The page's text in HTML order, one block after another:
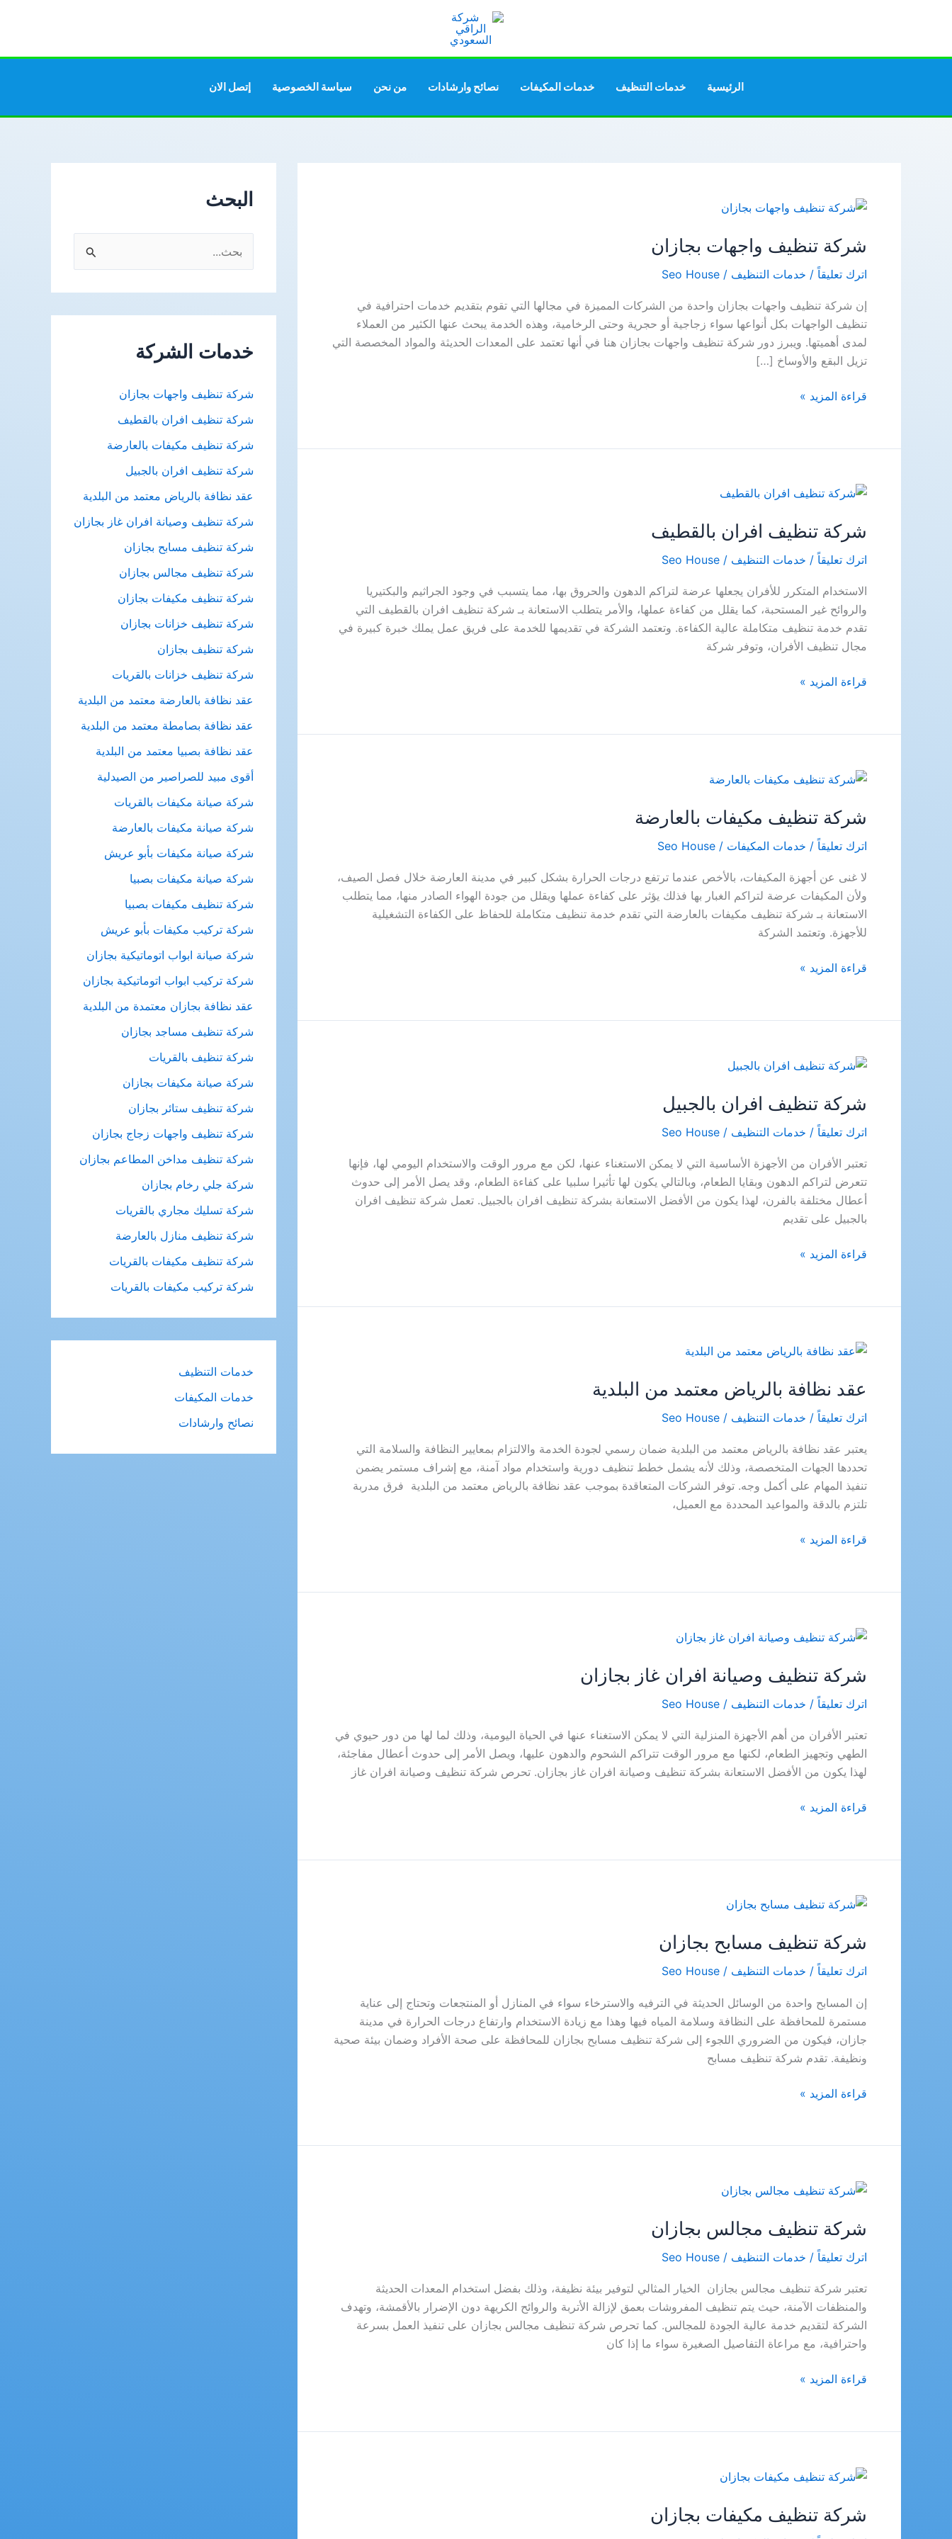
الرئيسية خدمات التنظيف خدمات المكيفات نصائح وارشادات من نحن سياسة الخصوصية إتصل الان
شركة تنظيف واجهات بجازان
اترك تعليقاً / خدمات التنظيف /
Seo House
إن شركة تنظيف واجهات بجازان واحدة من الشركات المميزة في مجالها التي تقوم بتقديم خدمات احترافية في
تنظيف الواجهات بكل أنواعها سواء زجاجية أو حجرية وحتى الرخامية، وهذه الخدمة يبحث عنها الكثير من العملاء
لمدى أهميتها. ويبرز دور شركة تنظيف واجهات بجازان هنا في أنها تعتمد على المعدات الحديثة والمواد المخصصة التي
تزيل البقع والأوساخ […]
شركة
بجازان
قراءة المزيد »
شركة تنظيف افران بالقطيف
اترك تعليقاً / خدمات التنظيف /
Seo House
الاستخدام المتكرر للأفران يجعلها عرضة لتراكم الدهون والحروق بها، مما يتسبب في وجود الجراثيم والبكتيريا
والروائح غير المستحبة، كما يقلل من كفاءة عملها، والأمر يتطلب الاستعانة بـ شركة تنظيف افران بالقطيف التي
تقدم خدمة تنظيف متكاملة عالية الكفاءة. وتعتمد الشركة في تقديمها للخدمة على فريق عمل يملك خبرة كبيرة في
مجال تنظيف الأفران، وتوفر شركة
شركة
بالقطيف
قراءة المزيد »
شركة تنظيف مكيفات بالعارضة
اترك تعليقاً / خدمات المكيفات /
Seo House
لا غنى عن أجهزة المكيفات، بالأخص عندما ترتفع درجات الحرارة بشكل كبير في مدينة العارضة خلال فصل الصيف،
ولأن المكيفات عرضة لتراكم الغبار بها فذلك يؤثر على كفاءة عملها ويقلل من جودة الهواء الصادر منها، مما يتطلب
الاستعانة بـ شركة تنظيف مكيفات بالعارضة التي تقدم خدمة تنظيف متكاملة للحفاظ على الكفاءة التشغيلية
للأجهزة. وتعتمد الشركة
شركة
بالعارضة
قراءة المزيد »
شركة تنظيف افران بالجبيل
اترك تعليقاً / خدمات التنظيف /
Seo House
تعتبر الأفران من الأجهزة الأساسية التي لا يمكن الاستغناء عنها، لكن مع مرور الوقت والاستخدام اليومي لها، فإنها
تتعرض لتراكم الدهون وبقايا الطعام، وبالتالي يكون لها تأثيرا سلبيا على كفاءة الطعام، وقد يصل الأمر إلى حدوث
أعطال مختلفة بالفرن، لهذا يكون من الأفضل الاستعانة بشركة تنظيف افران بالجبيل. تعمل شركة تنظيف افران
بالجبيل على تقديم
شركة
بالجبيل
قراءة المزيد »
عقد نظافة بالرياض معتمد من البلدية
اترك تعليقاً / خدمات التنظيف /
Seo House
يعتبر عقد نظافة بالرياض معتمد من البلدية ضمان رسمي لجودة الخدمة والالتزام بمعايير النظافة والسلامة التي
تحددها الجهات المتخصصة، وذلك لأنه يشمل خطط تنظيف دورية واستخدام مواد آمنة، مع إشراف مستمر يضمن
تنفيذ المهام على أكمل وجه. توفر الشركات المتعاقدة بموجب عقد نظافة بالرياض معتمد من البلدية فرق مدربة
تلتزم بالدقة والمواعيد المحددة مع العميل،
عقد
معتمد
البلدية
قراءة المزيد »
شركة تنظيف وصيانة افران غاز بجازان
اترك تعليقاً / خدمات التنظيف /
Seo House
تعتبر الأفران من أهم الأجهزة المنزلية التي لا يمكن الاستغناء عنها في الحياة اليومية، وذلك لما لها من دور حيوي في
الطهي وتجهيز الطعام، لكنها مع مرور الوقت تتراكم الشحوم والدهون عليها، ويصل الأمر إلى حدوث أعطال مفاجئة،
لهذا يكون من الأفضل الاستعانة بشركة تنظيف وصيانة افران غاز بجازان. تحرص شركة تنظيف وصيانة افران غاز
شركة
افران
بجازان
قراءة المزيد »
شركة تنظيف مسابح بجازان
اترك تعليقاً / خدمات التنظيف /
Seo House
إن المسابح واحدة من الوسائل الحديثة في الترفيه والاسترخاء سواء في المنازل أو المنتجعات وتحتاج إلى عناية
مستمرة للمحافظة على النظافة وسلامة المياه فيها وهذا مع زيادة الاستخدام وارتفاع درجات الحرارة في مدينة
جازان، فيكون من الضروري اللجوء إلى شركة تنظيف مسابح بجازان للمحافظة على صحة الأفراد وضمان بيئة صحية
ونظيفة. تقدم شركة تنظيف مسابح
شركة
بجازان
قراءة المزيد »
شركة تنظيف مجالس بجازان
اترك تعليقاً / خدمات التنظيف /
Seo House
تعتبر شركة تنظيف مجالس بجازان الخيار المثالي لتوفير بيئة نظيفة، وذلك بفضل استخدام المعدات الحديثة
والمنظفات الآمنة، حيث يتم تنظيف المفروشات بعمق لإزالة الأتربة والروائح الكريهة دون الإضرار بالأقمشة، وتهدف
الشركة لتقديم خدمة عالية الجودة للمجالس. كما تحرص شركة تنظيف مجالس بجازان على تنفيذ العمل بسرعة
واحترافية، مع مراعاة التفاصيل الصغيرة سواء ما إذا كان
شركة
بجازان
قراءة المزيد »
شركة تنظيف مكيفات بجازان
البحث
ل
ب
ح
ع
:
خدمات الشركة
شركة تنظيف واجهات بجازان
شركة تنظيف افران بالقطيف
شركة تنظيف مكيفات بالعارضة
شركة تنظيف افران بالجبيل
عقد نظافة بالرياض معتمد من البلدية
شركة تنظيف وصيانة افران غاز بجازان
شركة تنظيف مسابح بجازان
شركة تنظيف مجالس بجازان
شركة تنظيف مكيفات بجازان
شركة تنظيف خزانات بجازان
شركة تنظيف بجازان
شركة تنظيف خزانات بالقريات
عقد نظافة بالعارضة معتمد من البلدية
عقد نظافة بصامطة معتمد من البلدية
عقد نظافة بصبيا معتمد من البلدية
أقوى مبيد للصراصير من الصيدلية
شركة صيانة مكيفات بالقريات
شركة صيانة مكيفات بالعارضة
شركة صيانة مكيفات بأبو عريش
شركة صيانة مكيفات بصبيا
شركة تنظيف مكيفات بصبيا
شركة تركيب مكيفات بأبو عريش
شركة صيانة ابواب اتوماتيكية بجازان
شركة تركيب ابواب اتوماتيكية بجازان
عقد نظافة بجازان معتمدة من البلدية
شركة تنظيف مساجد بجازان
شركة تنظيف بالقريات
شركة صيانة مكيفات بجازان
شركة تنظيف ستائر بجازان
شركة تنظيف واجهات زجاج بجازان
شركة تنظيف مداخن المطاعم بجازان
شركة جلي رخام بجازان
شركة تسليك مجاري بالقريات
شركة تنظيف منازل بالعارضة
شركة تنظيف مكيفات بالقريات
شركة تركيب مكيفات بالقريات
خدمات التنظيف
خدمات المكيفات
نصائح وارشادات